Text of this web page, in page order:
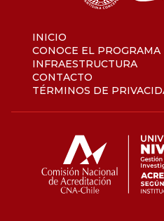
INICIO
CONOCE EL PROGRAMA
INFRAESTRUCTURA
CONTACTO
TÉRMINOS DE